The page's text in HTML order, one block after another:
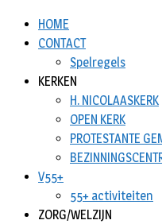
HOME
CONTACT
Spelregels
KERKEN
H. NICOLAASKERK
OPEN KERK
PROTESTANTE
V55+
55+ activiteiten
ZORG/WELZIJN